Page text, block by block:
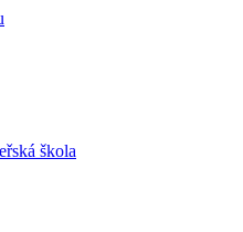
škola